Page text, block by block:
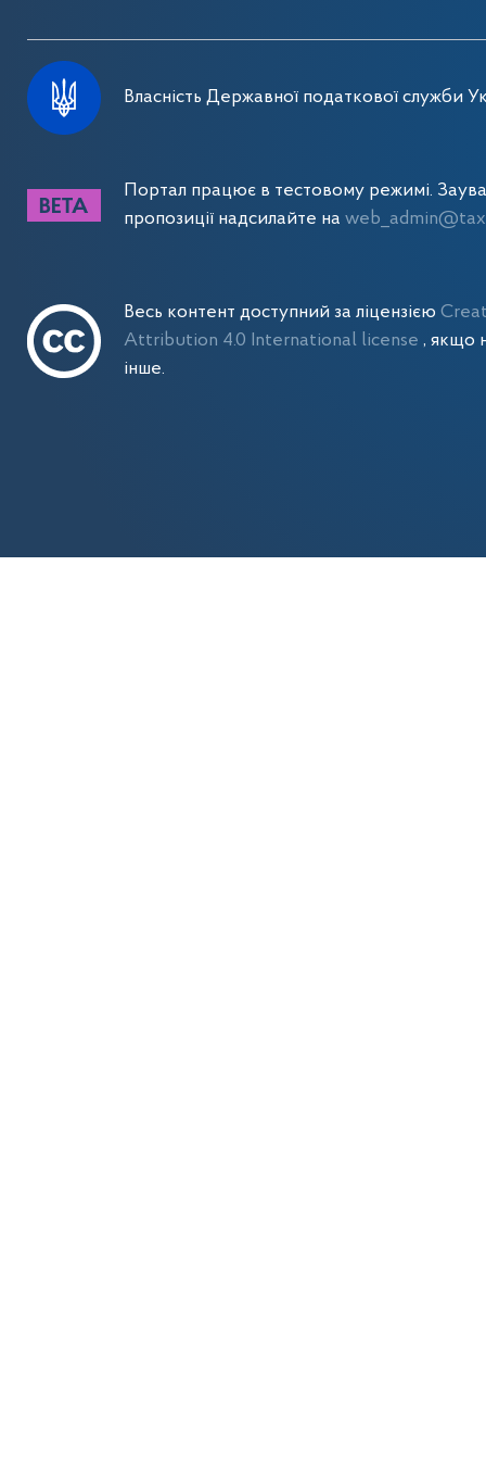
Власність Державної податкової служби
Портал працює в тестовому режимі.
пропозиції надсилайте на
Весь контент доступний за ліцензією
Attribution 4.0 International license, якщо
інше.